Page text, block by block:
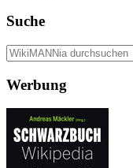
Suche
Werbung